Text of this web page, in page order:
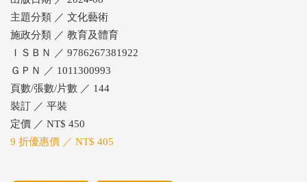
主題分類 ／ 文化藝術
施政分類 ／ 教育及體育
ＩＳＢＮ ／ 9786267381922
ＧＰＮ ／ 1011300993
頁數/張數/片數 ／ 144
裝訂 ／ 平裝
定價 ／ NT$ 450
9 折優惠價 ／ NT$ 405